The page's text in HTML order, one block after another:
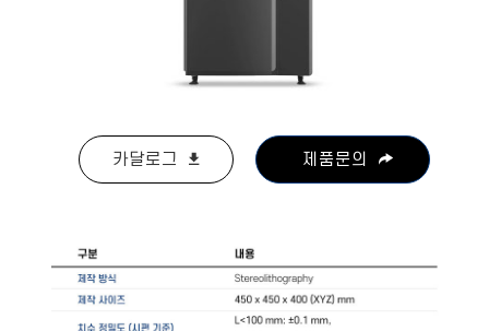
카달로그 제품문의